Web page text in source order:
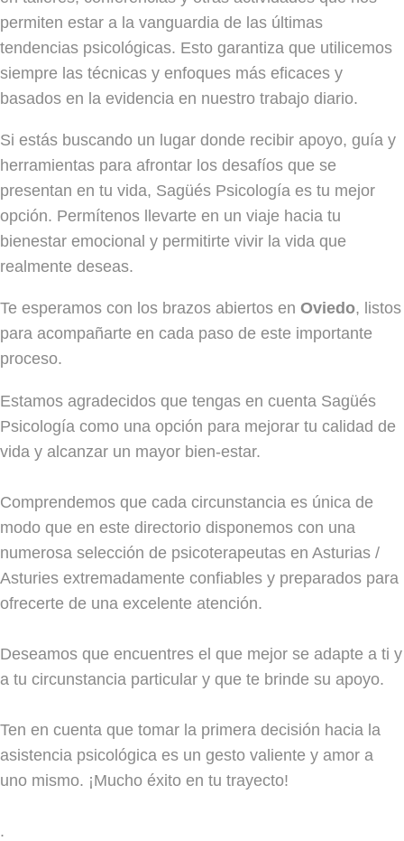
permiten estar a la vanguardia de las últimas
tendencias psicológicas. Esto garantiza que utilicemos
siempre las técnicas y enfoques más eficaces y
basados en la evidencia en nuestro trabajo diario.
Si estás buscando un lugar donde recibir apoyo, guía y
herramientas para afrontar los desafíos que se
presentan en tu vida, Sagüés Psicología es tu mejor
opción. Permítenos llevarte en un viaje hacia tu
bienestar emocional y permitirte vivir la vida que
realmente deseas.
Te esperamos con los brazos abiertos en Oviedo, listos
para acompañarte en cada paso de este importante
proceso.
Estamos agradecidos que tengas en cuenta Sagüés
Psicología como una opción para mejorar tu calidad de
vida y alcanzar un mayor bien-estar.
Comprendemos que cada circunstancia es única de
modo que en este directorio disponemos con una
numerosa selección de psicoterapeutas en Asturias /
Asturies extremadamente confiables y preparados para
ofrecerte de una excelente atención.
Deseamos que encuentres el que mejor se adapte a ti y
a tu circunstancia particular y que te brinde su apoyo.
Ten en cuenta que tomar la primera decisión hacia la
asistencia psicológica es un gesto valiente y amor a
uno mismo. ¡Mucho éxito en tu trayecto!
.